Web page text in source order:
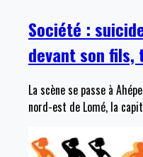
Société :
devant son fils,
La scène se passe à
nord-est de Lomé, la